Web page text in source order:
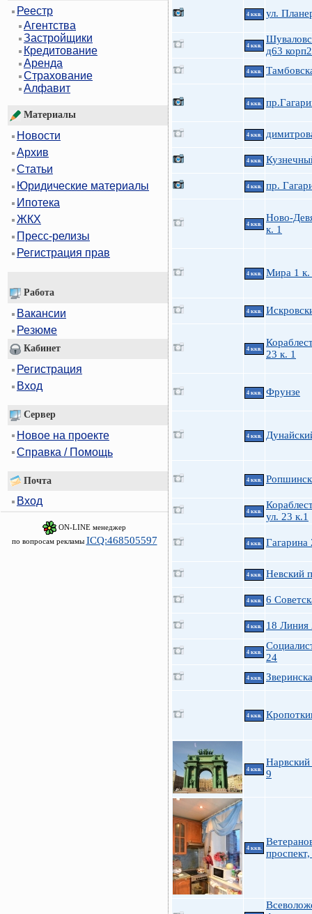
Реестр
Агентства
Застройщики
Кредитование
Аренда
Страхование
Алфавит
Материалы
Новости
Архив
Статьи
Юридические материалы
Ипотека
ЖКХ
Пресс-релизы
Регистрация прав
Работа
Вакансии
Резюме
Кабинет
Регистрация
Вход
Сервер
Новое на проекте
Справка / Помощь
Почта
Вход
ON-LINE менеджер
по вопросам рекламы ICQ:468505597
4 ккв. ул.
4 ккв.
д63 корп2
4 ккв.
4 ккв.
4 ккв.
4 ккв.
4 ккв. пр.
4 ккв.
Ново-
к. 1
4 ккв. Мира 1 к.
4 ккв.
4 ккв.
23 к. 1
4 ккв. Фрунзе
4 ккв.
4 ккв.
4 ккв.
ул. 23 к.1
4 ккв. Гагарина
4 ккв. Невский
4 ккв. 6
4 ккв. 18 Линия
4 ккв.
24
4 ккв.
4 ккв.
4 ккв.
9
4 ккв.